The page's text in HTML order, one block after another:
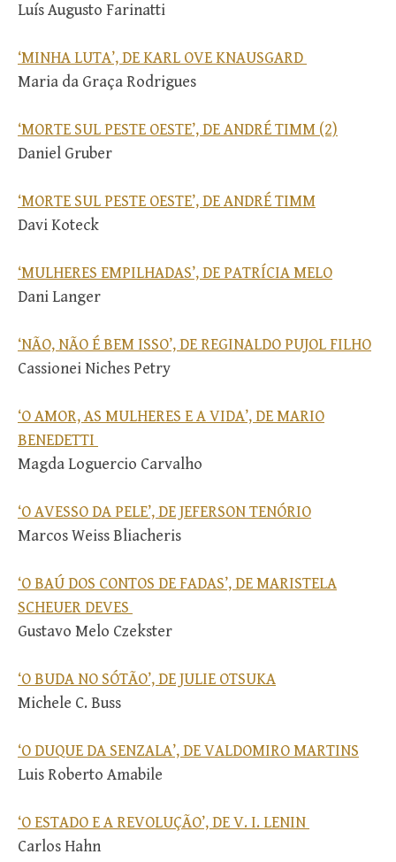
Luís Augusto Farinatti
‘MINHA LUTA’, DE KARL OVE KNAUSGARD
Maria da Graça Rodrigues
‘MORTE SUL PESTE OESTE’, DE ANDRÉ TIMM (2)
Daniel Gruber
‘MORTE SUL PESTE OESTE’, DE ANDRÉ TIMM
Davi Koteck
‘MULHERES EMPILHADAS’, DE PATRÍCIA MELO
Dani Langer
‘NÃO, NÃO É BEM ISSO’, DE REGINALDO PUJOL FILHO
Cassionei Niches Petry
‘O AMOR, AS MULHERES E A VIDA’, DE MARIO
BENEDETTI
Magda Loguercio Carvalho
‘O AVESSO DA PELE’, DE JEFERSON TENÓRIO
Marcos Weiss Bliacheris
‘O BAÚ DOS CONTOS DE FADAS’, DE MARISTELA
SCHEUER DEVES
Gustavo Melo Czekster
‘O BUDA NO SÓTÃO’, DE JULIE OTSUKA
Michele C. Buss
‘O DUQUE DA SENZALA’, DE VALDOMIRO MARTINS
Luis Roberto Amabile
‘O ESTADO E A REVOLUÇÃO’, DE V. I. LENIN
Carlos Hahn